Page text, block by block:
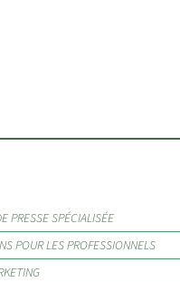
PRESSE SPÉCIALISÉE
POUR LES PROFESSIONNELS